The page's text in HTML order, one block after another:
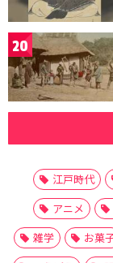
20
江戸時代
アニメ
雑学
お菓